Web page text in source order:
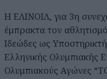
Η ΕΛΙΝΟΙΛ, για 3η
έμπρακτα τον
Ιδεώδες ως
Ελληνικής Ολυμπιακής
Ολυμπιακούς Αγώνες